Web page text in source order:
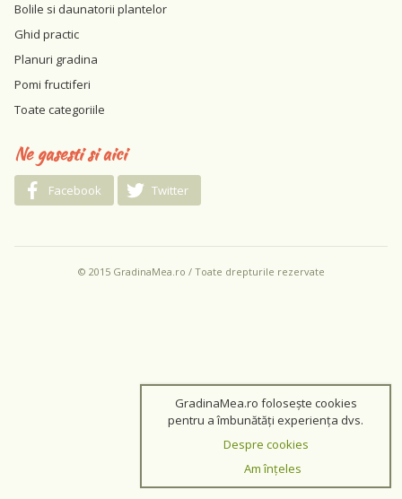
Bolile si daunatorii plantelor
Ghid practic
Planuri gradina
Pomi fructiferi
Toate categoriile
Ne gasesti si aici
Facebook Twitter
© 2015 GradinaMea.ro / Toate drepturile rezervate
GradinaMea.ro folosește cookies
pentru a îmbunătăți experiența dvs.
Despre cookies
Am înțeles